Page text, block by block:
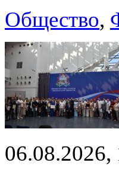
Общество,
06.08.2026,